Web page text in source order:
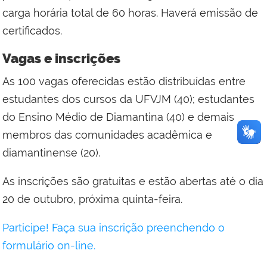
carga horária total de 60 horas. Haverá emissão de
certificados.
Vagas e inscrições
As 100 vagas oferecidas estão distribuídas entre
estudantes dos cursos da UFVJM (40); estudantes
do Ensino Médio de Diamantina (40) e demais
membros das comunidades acadêmica e
diamantinense (20).
As inscrições são gratuitas e estão abertas até o dia
20 de outubro, próxima quinta-feira.
Participe! Faça sua inscrição preenchendo o
formulário on-line.